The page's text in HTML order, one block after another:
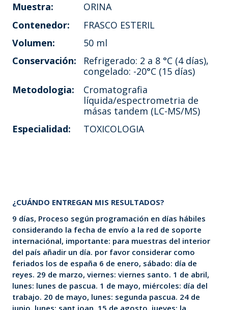
Muestra:
ORINA
Contenedor:
FRASCO ESTERIL
Volumen:
50 ml
Conservación:
Refrigerado: 2 a 8 °C (4 días),
congelado: -20°C (15 días)
Metodologia:
Cromatografia
líquida/espectrometria de
másas tandem (LC-MS/MS)
Especialidad:
TOXICOLOGIA
¿CUÁNDO ENTREGAN MIS RESULTADOS?
9 días, Proceso según programación en días hábiles
considerando la fecha de envío a la red de soporte
internaciónal, importante: para muestras del interior
del país añadir un día. por favor considerar como
feriados los de españa 6 de enero, sábado: día de
reyes. 29 de marzo, viernes: viernes santo. 1 de abril,
lunes: lunes de pascua. 1 de mayo, miércoles: día del
trabajo. 20 de mayo, lunes: segunda pascua. 24 de